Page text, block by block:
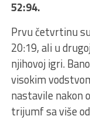
52:94.
Prvu četvrtinu
20:19, ali u
njihovoj igri.
visokim
nastavile nakon
trijumf sa više